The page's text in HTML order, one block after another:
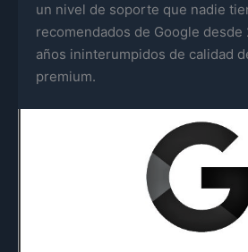
un nivel de soporte que nadie
recomendados de Google desde
años ininterumpidos de calidad
premium.